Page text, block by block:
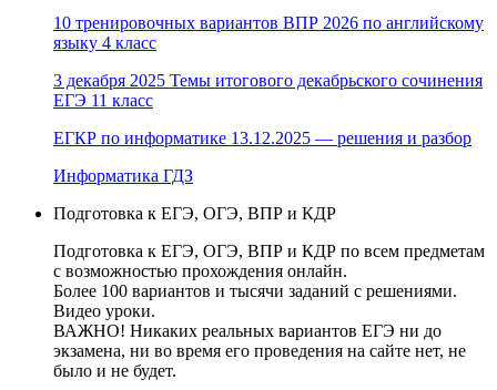
10 тренировочных вариантов ВПР 2026 по английскому
языку 4 класс
3 декабря 2025 Темы итогового декабрьского сочинения
ЕГЭ 11 класс
ЕГКР по информатике 13.12.2025 — решения и разбор
Информатика ГДЗ
Подготовка к ЕГЭ, ОГЭ, ВПР и КДР
Подготовка к ЕГЭ, ОГЭ, ВПР и КДР по всем предметам
с возможностью прохождения онлайн.
Более 100 вариантов и тысячи заданий с решениями.
Видео уроки.
ВАЖНО! Никаких реальных вариантов ЕГЭ ни до
экзамена, ни во время его проведения на сайте нет, не
было и не будет.